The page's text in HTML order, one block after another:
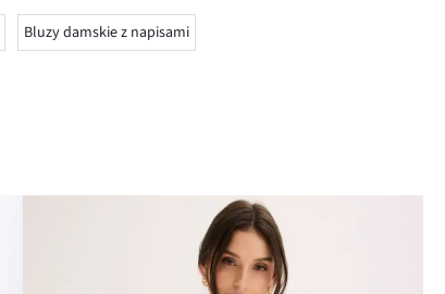
Bluzy damskie z napisami